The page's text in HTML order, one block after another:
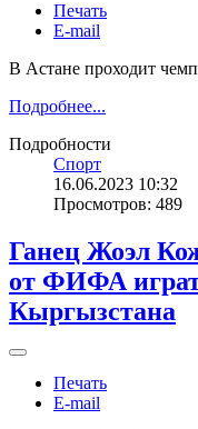
Печать
E-mail
В Астане проходит
Подробнее...
Подробности
Спорт
16.06.2023 10:32
Просмотров: 489
Ганец Жоэл
от ФИФА
Кыргызстана
Печать
E-mail